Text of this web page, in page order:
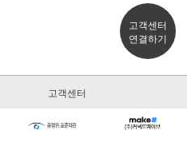
고객센터
연결하기
고객센터